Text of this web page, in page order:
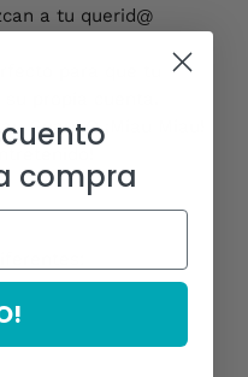
a tu querid@
para que tu
propia cuenta.
Guau! O ¡Miau Miau!
compra